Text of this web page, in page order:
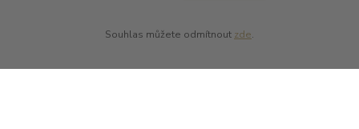
Souhlas můžete odmítnout zde.